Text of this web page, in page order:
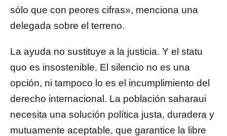
sólo que con peores cifras», menciona una
delegada sobre el terreno.
La ayuda no sustituye a la justicia. Y el statu
quo es insostenible. El silencio no es una
opción, ni tampoco lo es el incumplimiento del
derecho internacional. La población saharaui
necesita una solución política justa, duradera y
mutuamente aceptable, que garantice la libre